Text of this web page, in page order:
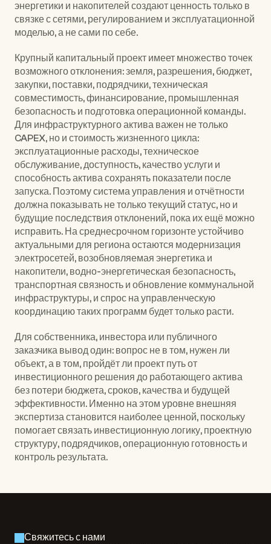
энергетики и накопителей создают ценность только в
связке с сетями, регулированием и эксплуатационной
моделью, а не сами по себе.
Крупный капитальный проект имеет множество точек
возможного отклонения: земля, разрешения, бюджет,
закупки, поставки, подрядчики, техническая
совместимость, финансирование, промышленная
безопасность и подготовка операционной команды.
Для инфраструктурного актива важен не только
CAPEX, но и стоимость жизненного цикла:
эксплуатационные расходы, техническое
обслуживание, доступность, качество услуги и
способность актива сохранять показатели после
запуска. Поэтому система управления и отчётности
должна показывать не только текущий статус, но и
будущие последствия отклонений, пока их ещё можно
исправить. На среднесрочном горизонте устойчиво
актуальными для региона остаются модернизация
электросетей, возобновляемая энергетика и
накопители, водно-энергетическая безопасность,
транспортная связность и обновление коммунальной
инфраструктуры, и спрос на управленческую
координацию таких программ будет только расти.
Для собственника, инвестора или публичного
заказчика вывод один: вопрос не в том, нужен ли
объект, а в том, пройдёт ли проект путь от
инвестиционного решения до работающего актива
без потери бюджета, сроков, качества и будущей
эффективности. Именно на этом уровне внешняя
экспертиза становится наиболее ценной, поскольку
помогает связать инвестиционную логику, проектную
структуру, подрядчиков, операционную готовность и
контроль результата.
Свяжитесь с нами